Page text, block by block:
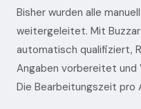
Bisher wurden alle
weitergeleitet. Mit
automatisch qualifiziert,
Angaben vorbereitet
Die Bearbeitungszeit pro